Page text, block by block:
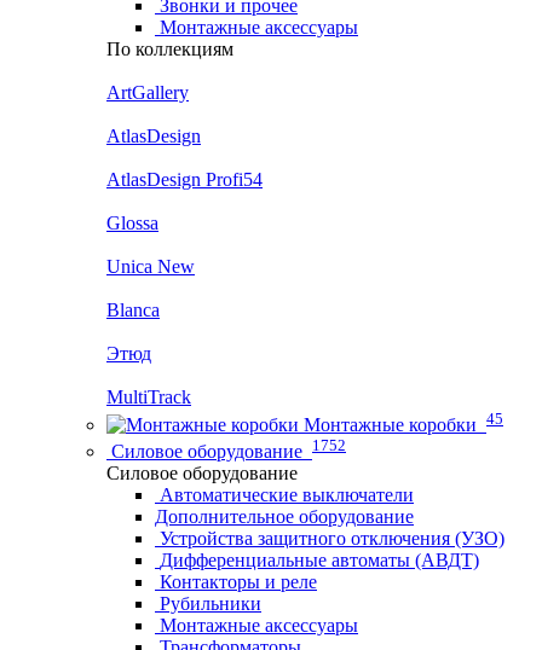
Звонки и прочее
Монтажные аксессуары
По коллекциям
ArtGallery
AtlasDesign
AtlasDesign Profi54
Glossa
Unica New
Blanca
Этюд
MultiTrack
Монтажные коробки 45
Силовое оборудование 1752
Силовое оборудование
Автоматические выключатели
Дополнительное оборудование
Устройства защитного отключения (УЗО)
Дифференциальные автоматы (АВДТ)
Контакторы и реле
Рубильники
Монтажные аксессуары